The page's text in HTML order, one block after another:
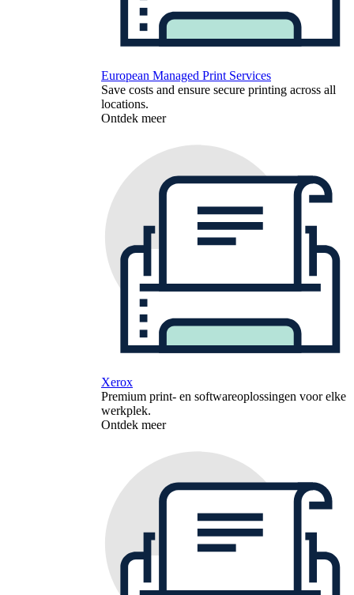
European Managed Print Services
Save costs and ensure secure printing across all
locations.
Ontdek meer
Xerox
Premium print- en softwareoplossingen voor elke
werkplek.
Ontdek meer